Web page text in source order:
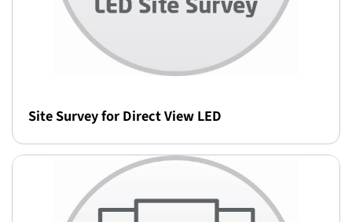
Site Survey for Direct View LED